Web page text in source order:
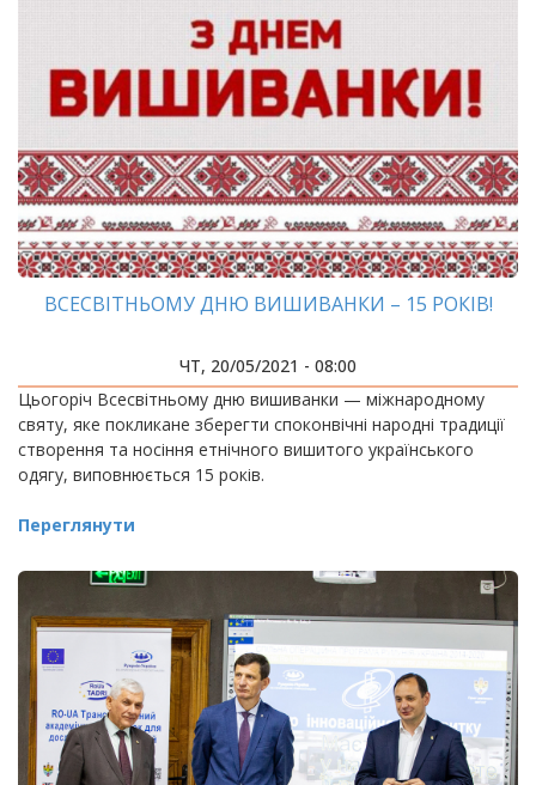
ВСЕСВІТНЬОМУ ДНЮ ВИШИВАНКИ – 15 РОКІВ!
ЧТ, 20/05/2021 - 08:00
Цьогоріч Всесвітньому дню вишиванки — міжнародному
святу, яке покликане зберегти споконвічні народні традиції
створення та носіння етнічного вишитого українського
одягу, виповнюється 15 років.
Переглянути